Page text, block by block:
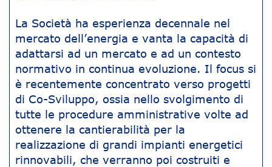
La Società ha esperienza decennale nel
mercato dell’energia e vanta la capacità di
adattarsi ad un mercato e ad un contesto
normativo in continua evoluzione. Il focus si
è recentemente concentrato verso progetti
di Co-Sviluppo, ossia nello svolgimento di
tutte le procedure amministrative volte ad
ottenere la cantierabilità per la
realizzazione di grandi impianti energetici
rinnovabili, che verranno poi costruiti e